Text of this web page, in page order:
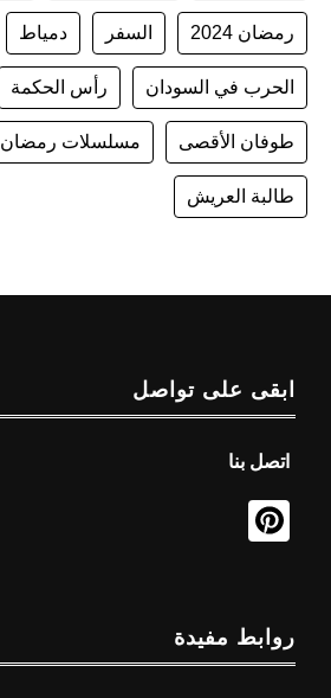
رمضان 2024 السفر دمياط
الحرب في السودان رأس الحكمة
طوفان الأقصى مسلسلات رمضان 2024
طالبة العريش
ابقى على تواصل
اتصل بنا
روابط مفيدة